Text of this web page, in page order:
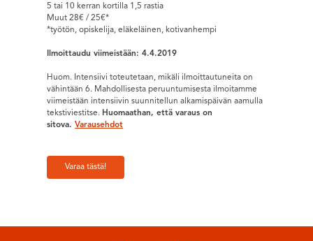
5 tai 10 kerran kortilla 1,5 rastia
Muut 28€ / 25€*
*työtön, opiskelija, eläkeläinen, kotivanhempi
Ilmoittaudu viimeistään: 4.4.2019
Huom. Intensiivi toteutetaan, mikäli ilmoittautuneita on
vähintään 6. Mahdollisesta peruuntumisesta ilmoitamme
viimeistään intensiivin suunnitellun alkamispäivän aamulla
tekstiviestitse. Huomaathan, että varaus on
sitova.Varausehdot
Varaa tästä!